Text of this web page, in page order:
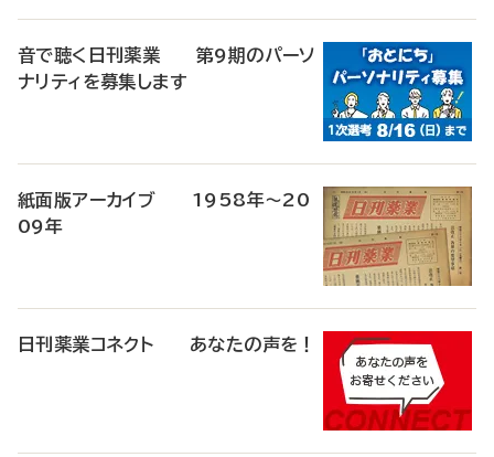
音で聴く日刊薬業 第9期のパーソ
ナリティを募集します
紙面版アーカイブ 1958年～20
09年
日刊薬業コネクト あなたの声を！